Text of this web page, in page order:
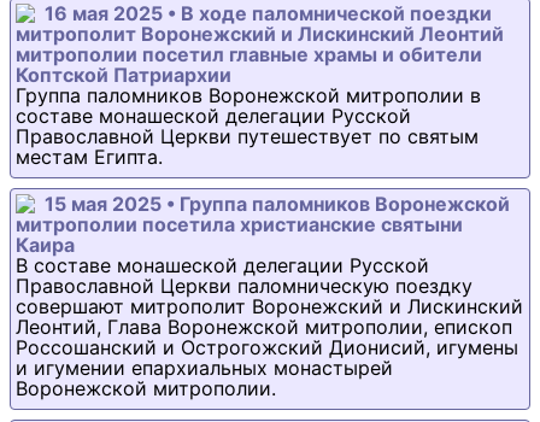
16 мая 2025 • В ходе паломнической поездки
митрополит Воронежский и Лискинский Леонтий
митрополии посетил главные храмы и обители
Коптской Патриархии
Группа паломников Воронежской митрополии в
составе монашеской делегации Русской
Православной Церкви путешествует по святым
местам Египта.
15 мая 2025 • Группа паломников Воронежской
митрополии посетила христианские святыни
Каира
В составе монашеской делегации Русской
Православной Церкви паломническую поездку
совершают митрополит Воронежский и Лискинский
Леонтий, Глава Воронежской митрополии, епископ
Россошанский и Острогожский Дионисий, игумены
и игумении епархиальных монастырей
Воронежской митрополии.